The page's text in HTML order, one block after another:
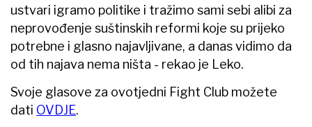
ustvari igramo politike i tražimo sami sebi alibi za
neprovođenje suštinskih reformi koje su prijeko
potrebne i glasno najavljivane, a danas vidimo da
od tih najava nema ništa - rekao je Leko.
Svoje glasove za ovotjedni Fight Club možete
dati OVDJE.